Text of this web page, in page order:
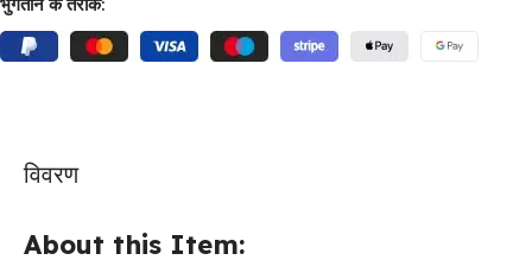
विवरण
About this Item: